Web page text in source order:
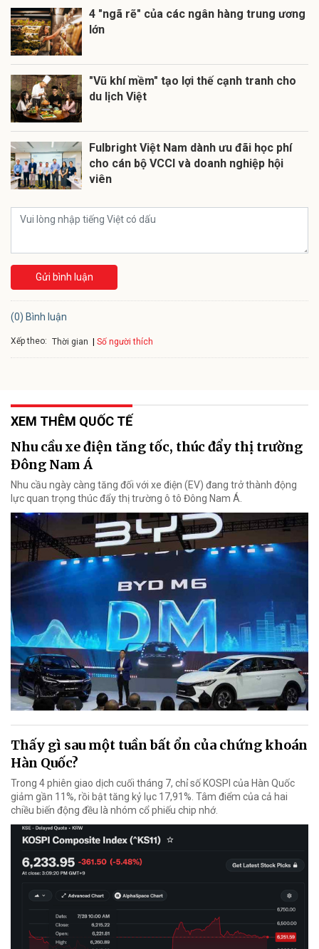
4 "ngã rẽ" của các ngân hàng trung ương
lớn
"Vũ khí mềm" tạo lợi thế cạnh tranh cho
du lịch Việt
Fulbright Việt Nam dành ưu đãi học phí
cho cán bộ VCCI và doanh nghiệp hội
viên
Gửi bình luận
(0) Bình luận
Xếp theo: Thời gian Số người thích
XEM THÊM QUỐC TẾ
Nhu cầu xe điện tăng tốc, thúc đẩy thị trường
Đông Nam Á
Nhu cầu ngày càng tăng đối với xe điện (EV) đang trở thành động
lực quan trọng thúc đẩy thị trường ô tô Đông Nam Á.
Thấy gì sau một tuần bất ổn của chứng khoán
Hàn Quốc?
Trong 4 phiên giao dịch cuối tháng 7, chỉ số KOSPI của Hàn Quốc
giảm gần 11%, rồi bật tăng kỷ lục 17,91%. Tâm điểm của cả hai
chiều biến động đều là nhóm cổ phiếu chip nhớ.